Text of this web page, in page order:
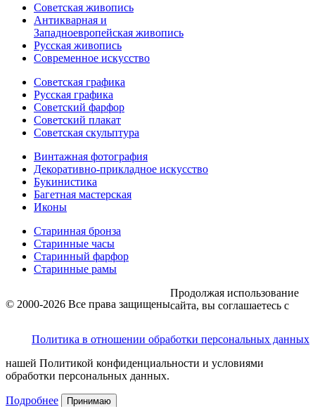
Советская живопись
Антикварная и
Западноевропейская живопись
Русская живопись
Современное искусство
Советская графика
Русская графика
Советский фарфор
Советский плакат
Советская скульптура
Винтажная фотография
Декоративно-прикладное искусство
Букинистика
Багетная мастерская
Иконы
Старинная бронза
Старинные часы
Старинный фарфор
Старинные рамы
© 2000-2026 Все права защищены
Политика в отношении обработки персональных данных
Продолжая использование
сайта, вы соглашаетесь с
нашей Политикой конфиденциальности и условиями
обработки персональных данных.
Подробнее Принимаю